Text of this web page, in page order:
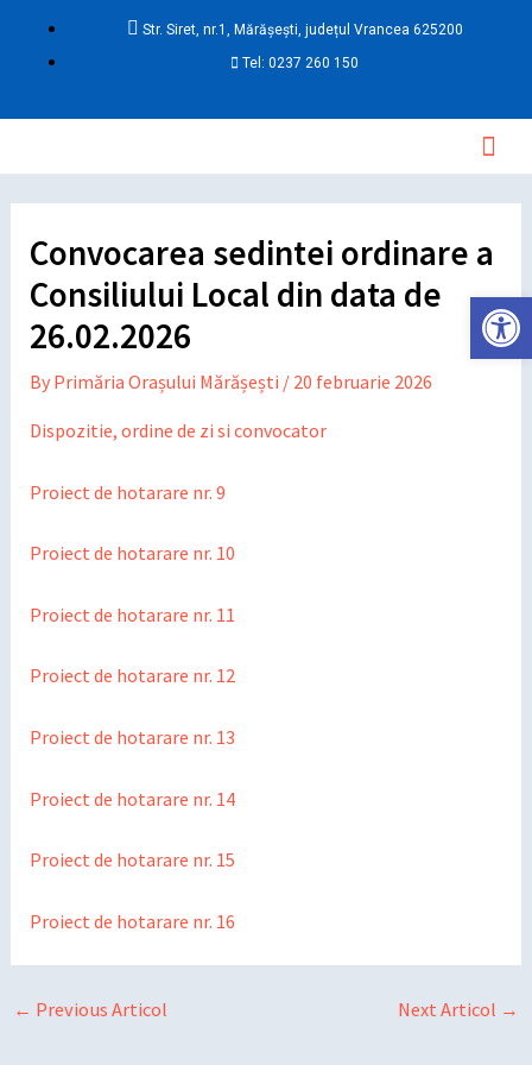
Str. Siret, nr.1, Mărășești, județul Vrancea 625200
Tel: 0237 260 150
Main
Convocarea sedintei ordinare a
Consiliului Local din data de
26.02.2026
By Primăria Orașului Mărășești / 20 februarie 2026
Dispozitie, ordine de zi si convocator
Proiect de hotarare nr. 9
Proiect de hotarare nr. 10
Proiect de hotarare nr. 11
Proiect de hotarare nr. 12
Proiect de hotarare nr. 13
Proiect de hotarare nr. 14
Proiect de hotarare nr. 15
Proiect de hotarare nr. 16
← Previous Articol Next Articol →
Deschide